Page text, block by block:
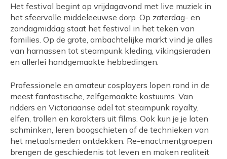
Het festival begint op vrijdagavond met live muziek in
het sfeervolle middeleeuwse dorp. Op zaterdag- en
zondagmiddag staat het festival in het teken van
families. Op de grote, ambachtelijke markt vind je alles
van harnassen tot steampunk kleding, vikingsieraden
en allerlei handgemaakte hebbedingen.
Professionele en amateur cosplayers lopen rond in de
meest fantastische, zelfgemaakte kostuums. Van
ridders en Victoriaanse adel tot steampunk royalty,
elfen, trollen en karakters uit films. Ook kun je je laten
schminken, leren boogschieten of de technieken van
het metaalsmeden ontdekken. Re-enactmentgroepen
brengen de geschiedenis tot leven en maken realiteit